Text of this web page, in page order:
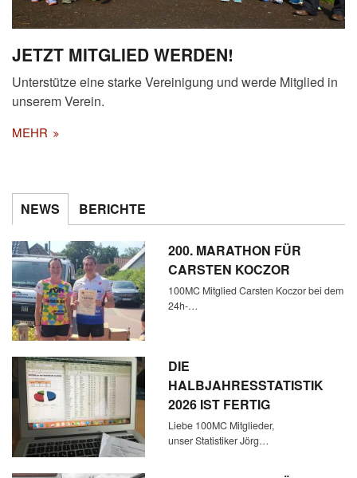
JETZT MITGLIED WERDEN!
Unterstütze eine starke Vereinigung und werde Mitglied in
unserem Verein.
MEHR
NEWS BERICHTE
200. MARATHON FÜR
CARSTEN KOCZOR
100MC Mitglied Carsten Koczor bei dem
24h-…
DIE
HALBJAHRESSTATISTIK
2026 IST FERTIG
Liebe 100MC Mitglieder,
unser Statistiker Jörg…